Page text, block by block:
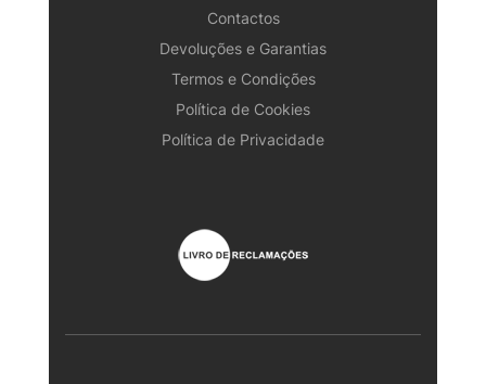
Contactos
Devoluções e Garantias
Termos e Condições
Política de Cookies
Política de Privacidade